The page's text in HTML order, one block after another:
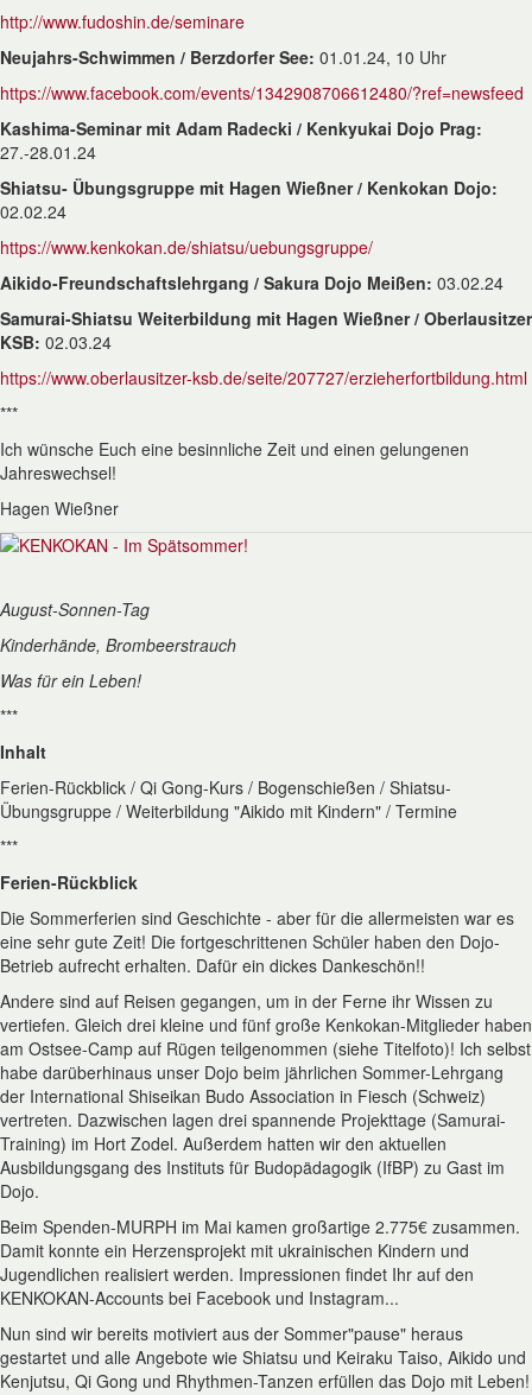
http://www.fudoshin.de/seminare
Neujahrs-Schwimmen / Berzdorfer See: 01.01.24, 10 Uhr
https://www.facebook.com/events/1342908706612480/?ref=newsfeed
Kashima-Seminar mit Adam Radecki / Kenkyukai Dojo Prag:
27.-28.01.24
Shiatsu- Übungsgruppe mit Hagen Wießner / Kenkokan Dojo:
02.02.24
https://www.kenkokan.de/shiatsu/uebungsgruppe/
Aikido-Freundschaftslehrgang / Sakura Dojo Meißen: 03.02.24
Samurai-Shiatsu Weiterbildung mit Hagen Wießner / Oberlausitzer
KSB: 02.03.24
https://www.oberlausitzer-ksb.de/seite/207727/erzieherfortbildung.html
***
Ich wünsche Euch eine besinnliche Zeit und einen gelungenen
Jahreswechsel!
Hagen Wießner
August-Sonnen-Tag
Kinderhände, Brombeerstrauch
Was für ein Leben!
***
Inhalt
Ferien-Rückblick / Qi Gong-Kurs / Bogenschießen / Shiatsu-
Übungsgruppe / Weiterbildung "Aikido mit Kindern" / Termine
***
Ferien-Rückblick
Die Sommerferien sind Geschichte - aber für die allermeisten war es
eine sehr gute Zeit! Die fortgeschrittenen Schüler haben den Dojo-
Betrieb aufrecht erhalten. Dafür ein dickes Dankeschön!!
Andere sind auf Reisen gegangen, um in der Ferne ihr Wissen zu
vertiefen. Gleich drei kleine und fünf große Kenkokan-Mitglieder haben
am Ostsee-Camp auf Rügen teilgenommen (siehe Titelfoto)! Ich selbst
habe darüberhinaus unser Dojo beim jährlichen Sommer-Lehrgang
der International Shiseikan Budo Association in Fiesch (Schweiz)
vertreten. Dazwischen lagen drei spannende Projekttage (Samurai-
Training) im Hort Zodel. Außerdem hatten wir den aktuellen
Ausbildungsgang des Instituts für Budopädagogik (IfBP) zu Gast im
Dojo.
Beim Spenden-MURPH im Mai kamen großartige 2.775€ zusammen.
Damit konnte ein Herzensprojekt mit ukrainischen Kindern und
Jugendlichen realisiert werden. Impressionen findet Ihr auf den
KENKOKAN-Accounts bei Facebook und Instagram...
Nun sind wir bereits motiviert aus der Sommer"pause" heraus
gestartet und alle Angebote wie Shiatsu und Keiraku Taiso, Aikido und
Kenjutsu, Qi Gong und Rhythmen-Tanzen erfüllen das Dojo mit Leben!